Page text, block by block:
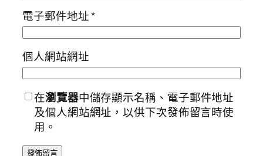
電子郵件地址*
個人網站網址
在瀏覽器中儲存顯示名稱、電子郵件地址
及個人網站網址，以供下次發佈留言時使
用。